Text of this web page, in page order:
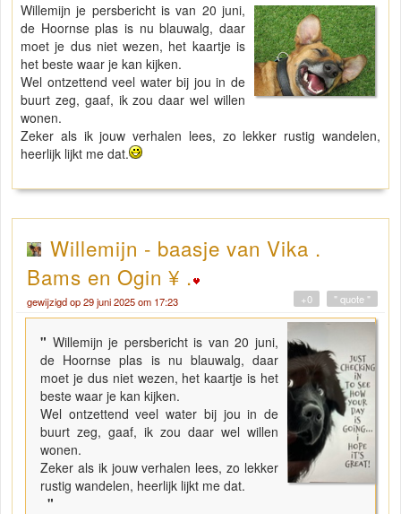
Willemijn je persbericht is van 20 juni,
de Hoornse plas is nu blauwalg, daar
moet je dus niet wezen, het kaartje is
het beste waar je kan kijken.
Wel ontzettend veel water bij jou in de
buurt zeg, gaaf, ik zou daar wel willen
wonen.
Zeker als ik jouw verhalen lees, zo lekker rustig wandelen,
heerlijk lijkt me dat.
Willemijn - baasje van Vika .
Bams en Ogin ¥ .
gewijzigd op 29 juni 2025 om 17:23 " quote "
+0
" Willemijn je persbericht is van 20 juni,
de Hoornse plas is nu blauwalg, daar
moet je dus niet wezen, het kaartje is het
beste waar je kan kijken.
Wel ontzettend veel water bij jou in de
buurt zeg, gaaf, ik zou daar wel willen
wonen.
Zeker als ik jouw verhalen lees, zo lekker
rustig wandelen, heerlijk lijkt me dat.
"